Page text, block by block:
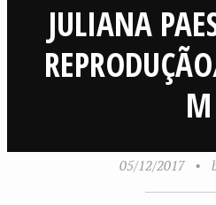
JULIANA
M
05/12/2017 •